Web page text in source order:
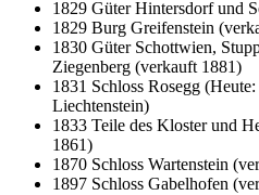
1829 Güter Hintersdorf und
1829 Burg Greifenstein
1830 Güter Schottwien,
Ziegenberg (verkauft 1881)
1831 Schloss Rosegg
Liechtenstein)
1833 Teile des Kloster und
1861)
1870 Schloss Wartenstein
1897 Schloss Gabelhofen